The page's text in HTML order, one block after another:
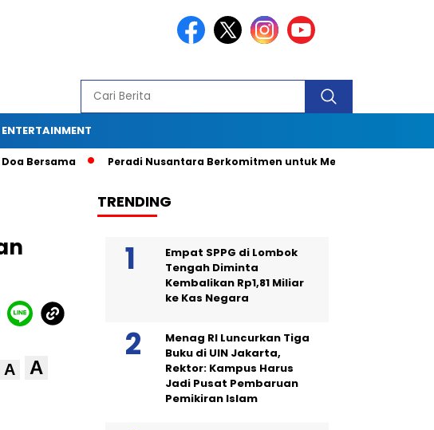
ENTERTAINMENT
Peradi Nusantara Berkomitmen untuk Menjadi Advokat Spesialis
A A
TRENDING
Empat SPPG di Lombok
Tengah Diminta
Kembalikan Rp1,81 Miliar
ke Kas Negara
Menag RI Luncurkan Tiga
Buku di UIN Jakarta,
Rektor: Kampus Harus
Jadi Pusat Pembaruan
Pemikiran Islam